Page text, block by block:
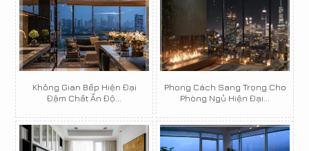
Không Gian Bếp Hiện Đại
Đậm Chất Ấn Độ...
Phong Cách Sang Trọng Cho
Phòng Ngủ Hiện Đại...